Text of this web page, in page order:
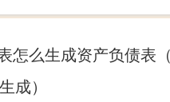
怎么生成资产负债表
成）